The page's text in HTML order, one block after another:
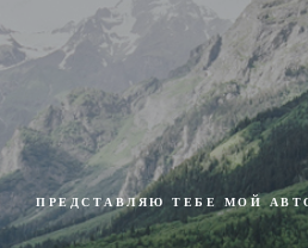
ПРЕДСТАВЛЯЮ ТЕБЕ МОЙ